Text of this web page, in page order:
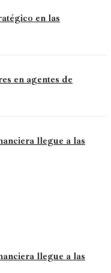
en las
en agentes de
llegue a las
llegue a las